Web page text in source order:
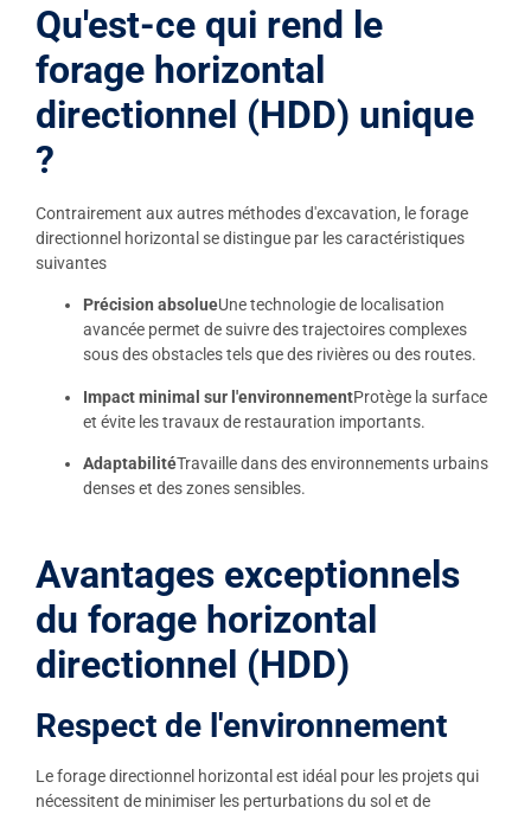
Qu'est-ce qui rend le
forage horizontal
directionnel (HDD) unique
?
Contrairement aux autres méthodes d'excavation, le forage
directionnel horizontal se distingue par les caractéristiques
suivantes
Précision absolueUne technologie de localisation
avancée permet de suivre des trajectoires complexes
sous des obstacles tels que des rivières ou des routes.
Impact minimal sur l'environnementProtège la surface
et évite les travaux de restauration importants.
AdaptabilitéTravaille dans des environnements urbains
denses et des zones sensibles.
Avantages exceptionnels
du forage horizontal
directionnel (HDD)
Respect de l'environnement
Le forage directionnel horizontal est idéal pour les projets qui
nécessitent de minimiser les perturbations du sol et de